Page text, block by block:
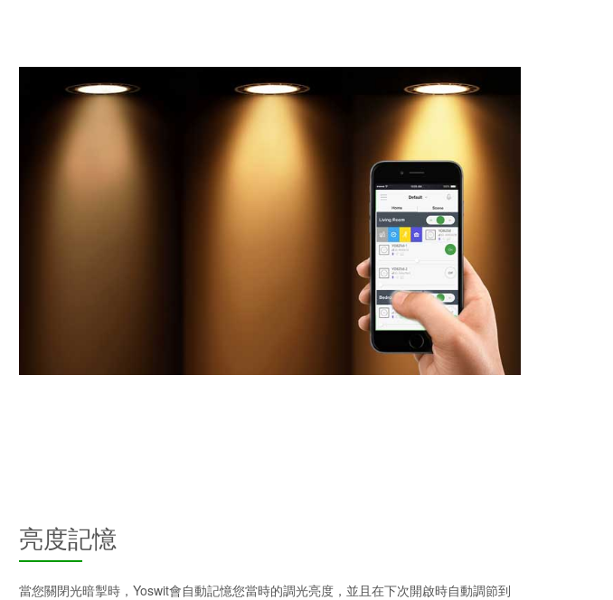
亮度記憶
當您關閉光暗掣時，Yoswit會自動記憶您當時的調光亮度，並且在下次開啟時自動調節到